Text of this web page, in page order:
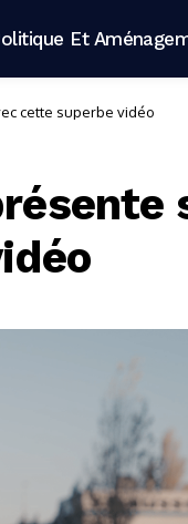
Et
cette superbe vidéo